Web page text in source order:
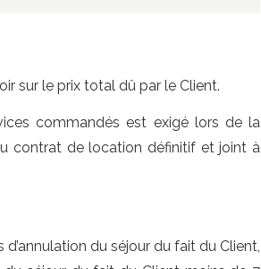
sur le prix total dû par le Client.
commandés est exigé lors de la
contrat de location définitif et joint à
du séjour du fait du Client,